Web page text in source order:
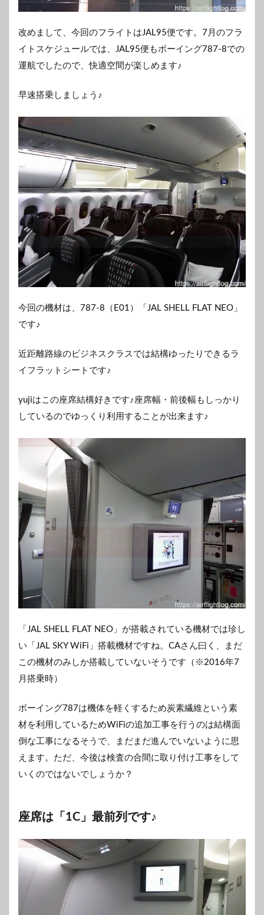
改めまして、今回のフライトはJAL95便です。7月のフラ
イトスケジュールでは、JAL95便もボーイング787-8での
運航でしたので、快適空間が楽しめます♪
早速搭乗しましょう♪
今回の機材は、787-8（E01）「JAL SHELL FLAT NEO」
です♪
近距離路線のビジネスクラスでは結構ゆったりできるラ
イフラットシートです♪
yujiはこの座席結構好きです♪座席幅・前後幅もしっかり
しているのでゆっくり利用することが出来ます♪
「JAL SHELL FLAT NEO」が搭載されている機材では珍し
い「JAL SKY WiFi」搭載機材ですね。CAさん曰く、まだ
この機材のみしか搭載していないそうです（※2016年7
月搭乗時）
ボーイング787は機体を軽くするため炭素繊維という素
材を利用しているためWiFiの追加工事を行うのは結構面
倒な工事になるそうで、まだまだ進んでいないように思
えます。ただ、今後は検査の合間に取り付け工事をして
いくのではないでしょうか？
座席は「1C」最前列です♪